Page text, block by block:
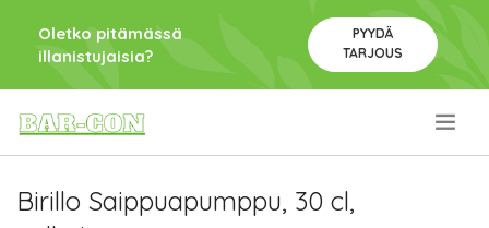
Oletko pitämässä
illanistujaisia?
PYYDÄ
TARJOUS
Birillo Saippuapumppu, 30 cl,